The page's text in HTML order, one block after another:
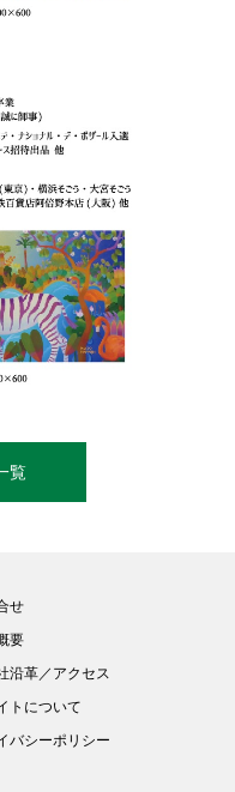
覧
せ
要
沿革／アクセス
トについて
バシーポリシー